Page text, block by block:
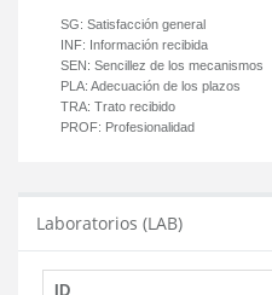
SG: Satisfacción general
INF: Información recibida
SEN: Sencillez de los mecanismos
PLA: Adecuación de los plazos
TRA: Trato recibido
PROF: Profesionalidad
Laboratorios (LAB)
ID